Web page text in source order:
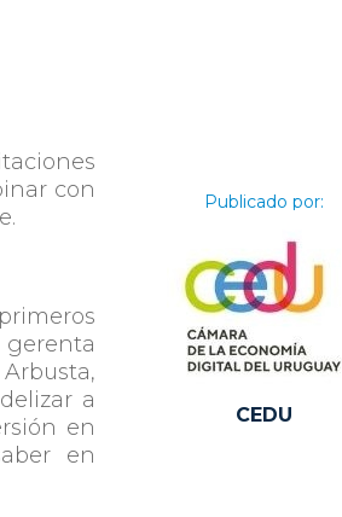
con
gerenta
a
en
en
Publicado por:
CEDU